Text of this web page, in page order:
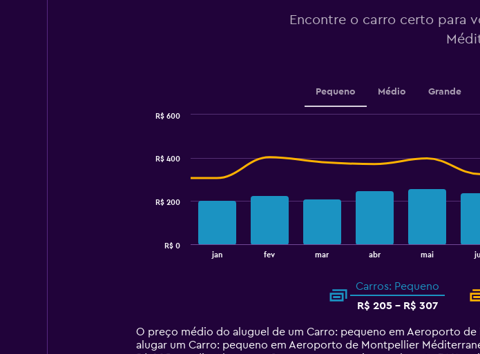
values.
Encontre o carro certo para
Pequeno Médio Grande
14
categories.
jan fev mar abr mai
R$ 0
R$ 200
R$ 400
R$ 600
Carros: Pequeno
R$ 205 - R$ 307
O preço médio do aluguel de um Carro: pequeno em Aeroporto
alugar um Carro: pequeno em Aeroporto de Montpellier